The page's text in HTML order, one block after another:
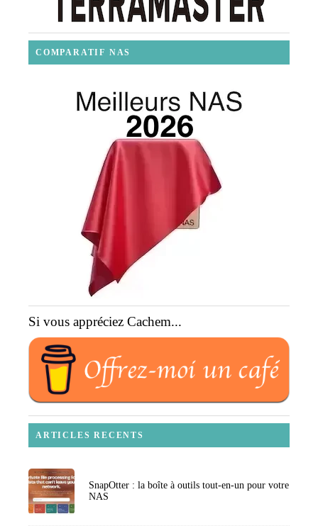
COMPARATIF NAS
Si vous appréciez Cachem...
ARTICLES RECENTS
SnapOtter : la boîte à outils tout-en-un pour votre
NAS